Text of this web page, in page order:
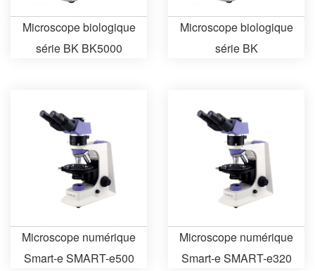
Microscope biologique
série BK BK5000
Microscope biologique
série BK
Microscope numérique
Smart-e SMART-e500
Microscope numérique
Smart-e SMART-e320